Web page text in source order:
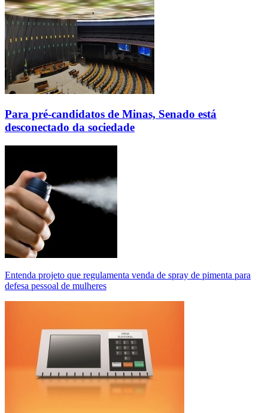
Para pré-candidatos de Minas, Senado está
desconectado da sociedade
Entenda projeto que regulamenta venda de spray de pimenta para
defesa pessoal de mulheres